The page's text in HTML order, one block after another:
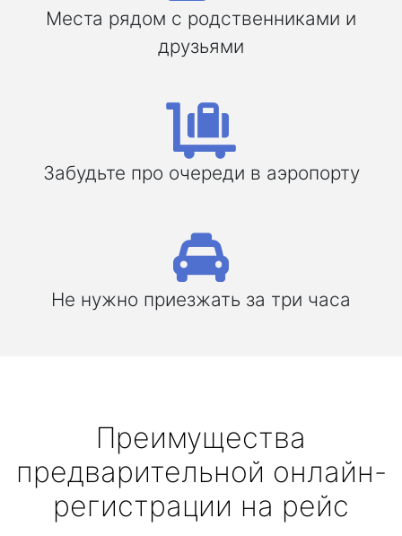
Места рядом с родственниками и
друзьями
Забудьте про очереди в аэропорту
Не нужно приезжать за три часа
Преимущества
предварительной онлайн-
регистрации на рейс